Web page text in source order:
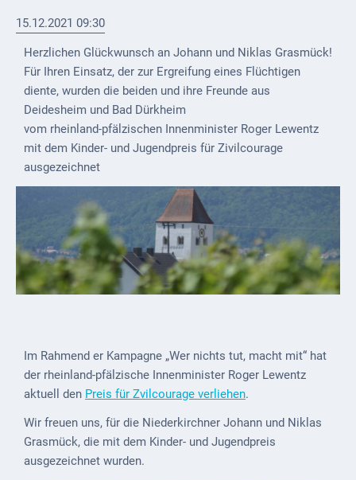
Behörden
Gottesdienste
Infrastruktur
und
Versorgung
Abfallentsorgung
Energieversorgung
Breitbandausbau/
Telekommunikation
Wasser-
und
Defibrillatoren
15.12.2021 09:30
Herzlichen Glückwunsch an Johann und Niklas Grasmück!
Für Ihren Einsatz, der zur Ergreifung eines Flüchtigen
diente, wurden die beiden und ihre Freunde aus
Deidesheim und Bad Dürkheim
vom rheinland-pfälzischen Innenminister Roger Lewentz
mit dem Kinder- und Jugendpreis für Zivilcourage
ausgezeichnet
Im Rahmend er Kampagne „Wer nichts tut, macht mit“ hat
der rheinland-pfälzische Innenminister Roger Lewentz
aktuell den Preis für Zvilcourage verliehen.
Wir freuen uns, für die Niederkirchner Johann und Niklas
Grasmück, die mit dem Kinder- und Jugendpreis
ausgezeichnet wurden.